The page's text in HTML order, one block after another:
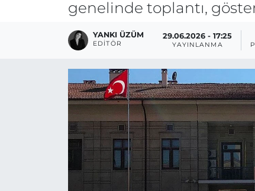
genelinde toplantı,
YANKI ÜZÜM
EDITÖR
29.06.2026 - 17:25
YAYINLANMA